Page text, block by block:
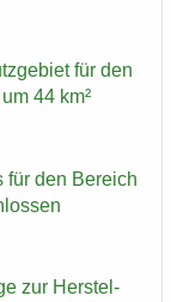
für den
44 km²
für den Be­reich
zur Her­stel­